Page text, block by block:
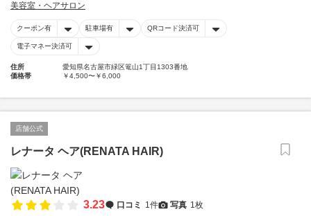
美容室・ヘアサロン
クーポン有 駐車場有 QRコード決済可
電子マネー決済可
住所
愛知県名古屋市緑区篭山1丁目1303番地
価格帯
￥4,500〜￥6,000
店舗公式
レナータ ヘア(RENATA HAIR)
3.23 口コミ 1件 写真 1枚